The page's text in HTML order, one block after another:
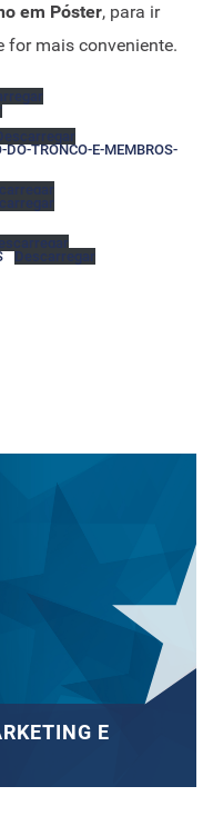
em Póster, para ir
for mais conveniente.
TRONCO-E-MEMBROS-
Descarregar
E